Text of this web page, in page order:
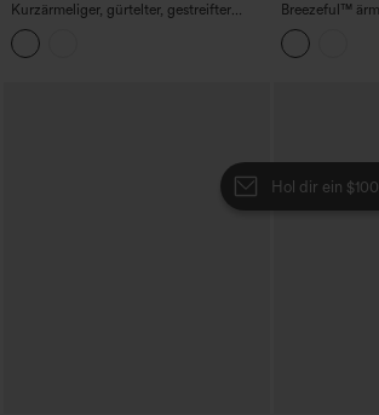
Hol dir ein
Kurzärmeliger, gürtelter, gestreifter
Jumpsuit im Hemd-Design aus Cool-
Touch-Gewebe mit Taschen -
Kinderleicht-Edition
Breezeful™
Taschen –